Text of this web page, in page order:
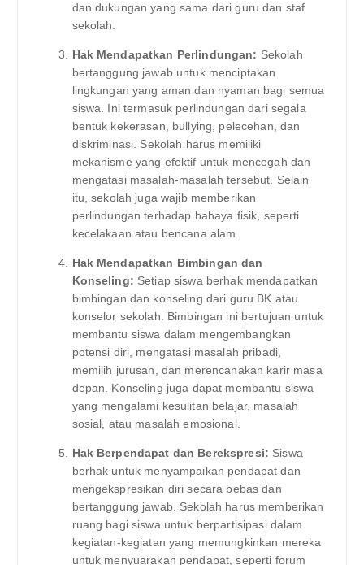
dan dukungan yang sama dari guru dan staf
sekolah.
Hak Mendapatkan Perlindungan: Sekolah
bertanggung jawab untuk menciptakan
lingkungan yang aman dan nyaman bagi semua
siswa. Ini termasuk perlindungan dari segala
bentuk kekerasan, bullying, pelecehan, dan
diskriminasi. Sekolah harus memiliki
mekanisme yang efektif untuk mencegah dan
mengatasi masalah-masalah tersebut. Selain
itu, sekolah juga wajib memberikan
perlindungan terhadap bahaya fisik, seperti
kecelakaan atau bencana alam.
Hak Mendapatkan Bimbingan dan
Konseling: Setiap siswa berhak mendapatkan
bimbingan dan konseling dari guru BK atau
konselor sekolah. Bimbingan ini bertujuan untuk
membantu siswa dalam mengembangkan
potensi diri, mengatasi masalah pribadi,
memilih jurusan, dan merencanakan karir masa
depan. Konseling juga dapat membantu siswa
yang mengalami kesulitan belajar, masalah
sosial, atau masalah emosional.
Hak Berpendapat dan Berekspresi: Siswa
berhak untuk menyampaikan pendapat dan
mengekspresikan diri secara bebas dan
bertanggung jawab. Sekolah harus memberikan
ruang bagi siswa untuk berpartisipasi dalam
kegiatan-kegiatan yang memungkinkan mereka
untuk menyuarakan pendapat, seperti forum